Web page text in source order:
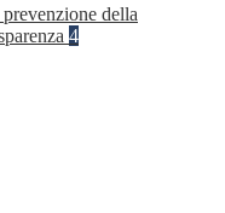
della
4